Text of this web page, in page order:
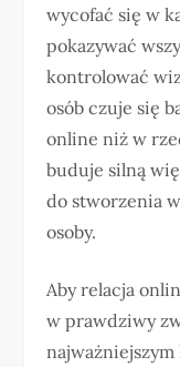
wycofać się w
pokazywać
kontrolować
osób czuje się
online niż w
buduje silną
do stworzenia
osoby.
Aby relacja
w prawdziwy